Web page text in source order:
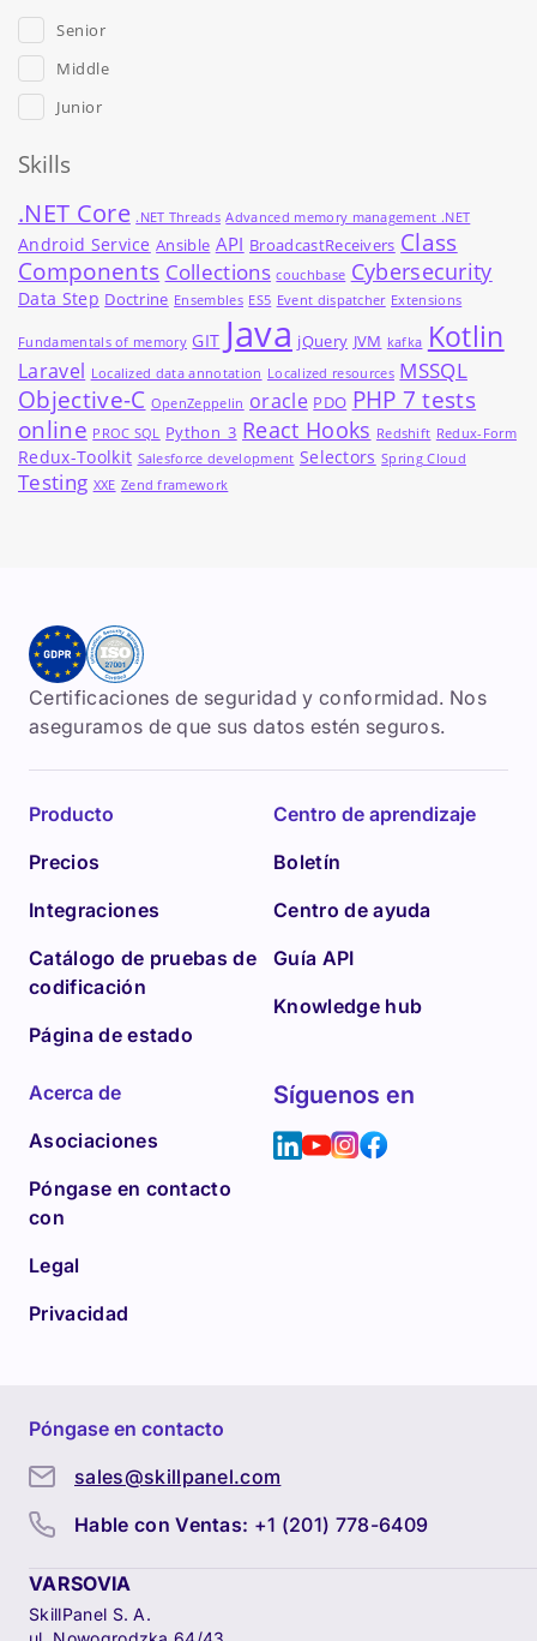
Senior
Middle
Junior
Skills
.NET Core .NET Threads Advanced memory management .NET
Android Service Ansible API BroadcastReceivers Class
Components Collections couchbase Cybersecurity
Data Step Doctrine Ensembles ES5 Event dispatcher Extensions
Fundamentals of memory GIT Java jQuery JVM kafka Kotlin
Laravel Localized data annotation Localized resources MSSQL
Objective-C OpenZeppelin oracle PDO PHP 7 tests
online PROC SQL Python_3 React Hooks Redshift Redux-Form
Redux-Toolkit Salesforce development Selectors Spring Cloud
Testing XXE Zend framework
Certificaciones de seguridad y conformidad. Nos
aseguramos de que sus datos estén seguros.
Producto
Precios
Integraciones
Catálogo de pruebas de
codificación
Página de estado
Centro de aprendizaje
Boletín
Centro de ayuda
Guía API
Knowledge hub
Acerca de
Asociaciones
Póngase en contacto
con
Legal
Privacidad
Síguenos en
Póngase en contacto
sales@skillpanel.com
Hable con Ventas: +1 (201) 778-6409
VARSOVIA
SkillPanel S. A.